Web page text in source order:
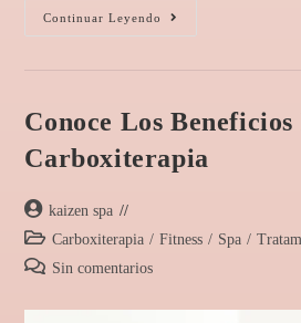
Continuar Leyendo
Conoce Los Beneficios
Carboxiterapia
kaizen spa
Carboxiterapia / Fitness / Spa /
Sin comentarios